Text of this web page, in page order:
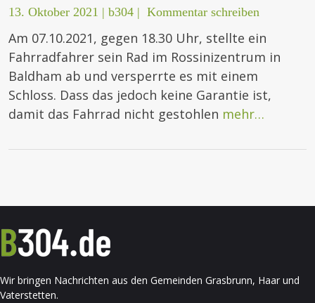
13. Oktober 2021 | b304 | Kommentar schreiben
Am 07.10.2021, gegen 18.30 Uhr, stellte ein
Fahrradfahrer sein Rad im Rossinizentrum in
Baldham ab und versperrte es mit einem
Schloss. Dass das jedoch keine Garantie ist,
damit das Fahrrad nicht gestohlen mehr…
Wir bringen Nachrichten aus den Gemeinden Grasbrunn, Haar und
Vaterstetten.